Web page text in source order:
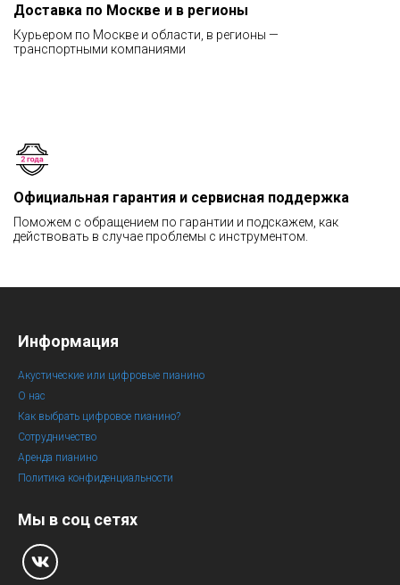
Доставка по Москве и в регионы
Курьером по Москве и области, в регионы —
транспортными компаниями
Официальная гарантия и сервисная поддержка
Поможем с обращением по гарантии и подскажем, как
действовать в случае проблемы с инструментом.
Информация
Акустические или цифровые пианино
О нас
Как выбрать цифровое пианино?
Сотрудничество
Аренда пианино
Политика конфиденциальности
Мы в соц сетях